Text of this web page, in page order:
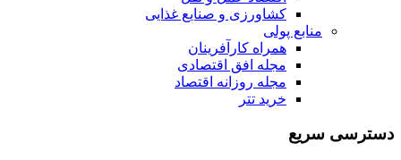
کشاورزی و صنایع غذایی
منابع پولی
همراه کارآفرینان
مجله افق اقتصادی
مجله روزانه اقتصاد
خرید تتر
دسترسی سریع